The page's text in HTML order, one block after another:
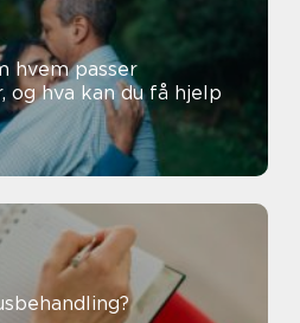
og hva kan du få hjelp